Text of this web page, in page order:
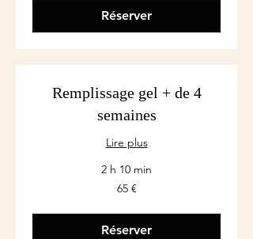
Réserver
Remplissage gel + de 4
semaines
Lire plus
2 h 10 min
65 €
Réserver